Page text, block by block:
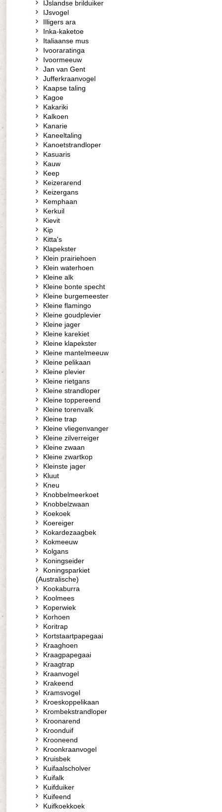
IJslandse brilduiker
IJsvogel
Illigers ara
Inka-kaketoe
Italiaanse mus
Ivooraratinga
Ivoormeeuw
Jan van Gent
Jufferkraanvogel
Kaapse taling
Kagoe
Kakariki
Kalkoen
Kanarie
Kaneeltaling
Kanoetstrandloper
Kasuaris
Kauw
Keep
Keizerarend
Keizergans
Kemphaan
Kerkuil
Kievit
Kip
Kitta's
Klapekster
Klein prairiehoen
Klein waterhoen
Kleine alk
Kleine bonte specht
Kleine burgemeester
Kleine flamingo
Kleine goudplevier
Kleine jager
Kleine karekiet
Kleine klapekster
Kleine mantelmeeuw
Kleine pelikaan
Kleine plevier
Kleine rietgans
Kleine strandloper
Kleine toppereend
Kleine torenvalk
Kleine trap
Kleine vliegenvanger
Kleine zilverreiger
Kleine zwaan
Kleine zwartkop
Kleinste jager
Kluut
Kneu
Knobbelmeerkoet
Knobbelzwaan
Koekoek
Koereiger
Kokardezaagbek
Kokmeeuw
Kolgans
Koningseider
Koningsparkiet
(Australische)
Kookaburra
Koolmees
Koperwiek
Korhoen
Koritrap
Kortstaartpapegaai
Kraaghoen
Kraagpapegaai
Kraagtrap
Kraanvogel
Krakeend
Kramsvogel
Kroeskoppelikaan
Krombekstrandloper
Kroonarend
Kroonduif
Krooneend
Kroonkraanvogel
Kruisbek
Kuifaalscholver
Kuifalk
Kuifduiker
Kuifeend
Kuifkoekkoek